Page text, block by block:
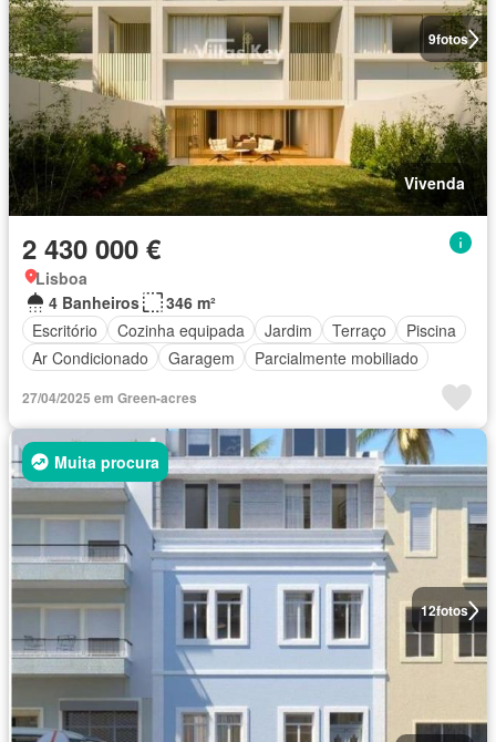
9fotos
Vivenda
2 430 000 €
Lisboa
4 Banheiros
346 m²
Escritório
Cozinha equipada Jardim Terraço
Piscina
Ar Condicionado
Garagem Parcialmente mobiliado
27/04/2025 em Green-acres
12fotos
Muita procura